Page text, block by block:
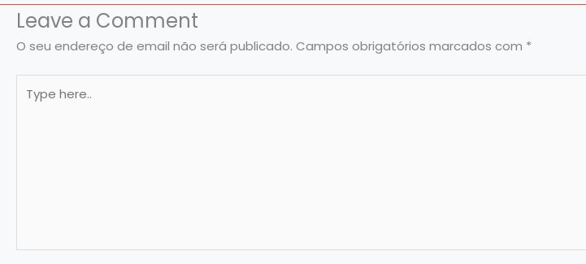
Leave a Comment
O seu endereço de email não será publicado. Campos obrigatórios marcados com *
here..